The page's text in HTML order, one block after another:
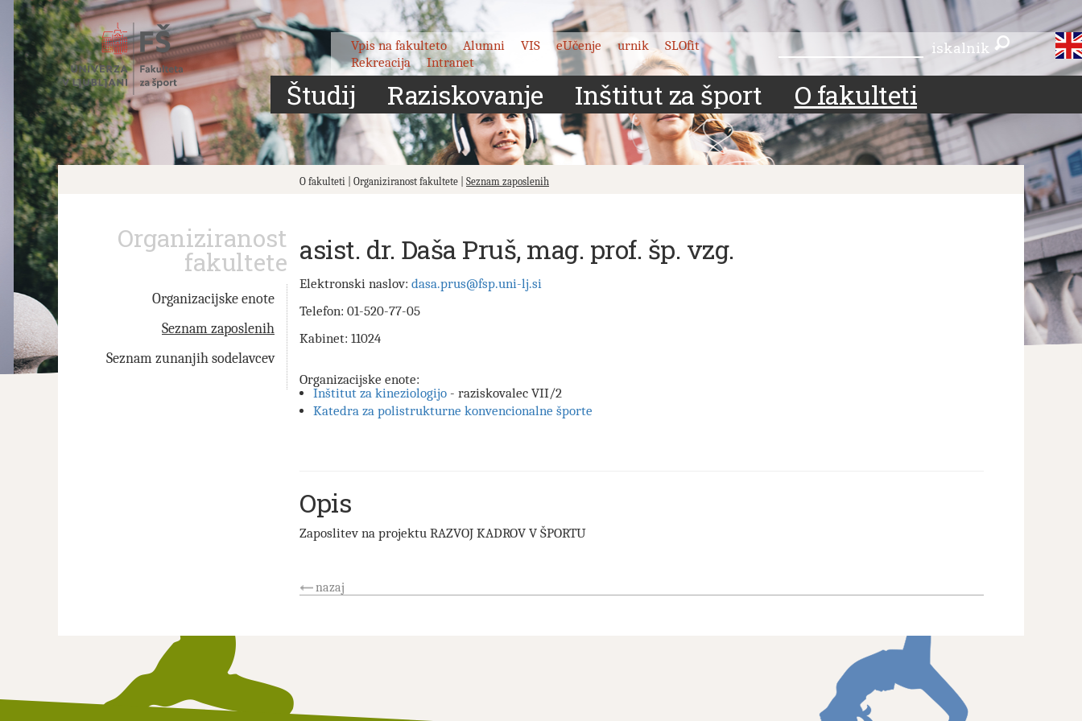
Skoči
vsebino
Vpis na fakulteto Alumni VIS eUčenje urnik
SLOfit
Rekreacija
Intranet
iskalnik iskalnik
Študij Raziskovanje Inštitut za šport O fakulteti
O fakulteti | Organiziranost fakultete | Seznam zaposlenih
Organiziranost
fakultete
Organizacijske enote
Seznam zaposlenih
Seznam zunanjih sodelavcev
asist. dr. Daša Pruš, mag. prof. šp. vzg.
Elektronski naslov: dasa.prus@fsp.uni-lj.si
Telefon: 01-520-77-05
Kabinet: 11024
Organizacijske enote:
Inštitut za kineziologijo - raziskovalec VII/2
Katedra za polistrukturne konvencionalne športe
Opis
Zaposlitev na projektu RAZVOJ KADROV V ŠPORTU
nazaj